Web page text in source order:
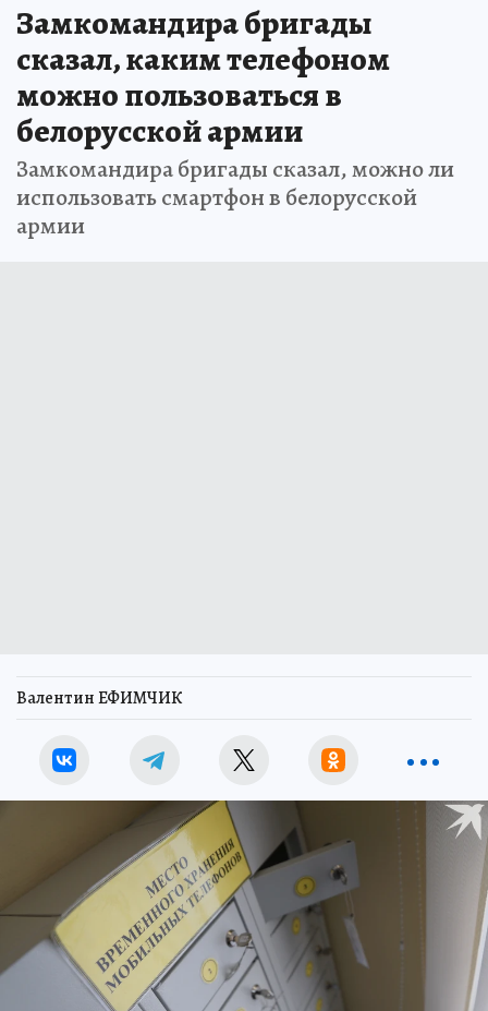
Замкомандира бригады
сказал, каким телефоном
можно пользоваться в
белорусской армии
Замкомандира бригады сказал, можно ли
использовать смартфон в белорусской
армии
Валентин ЕФИМЧИК